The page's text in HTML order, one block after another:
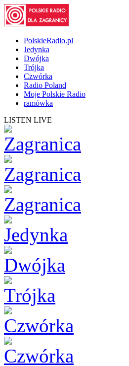
PolskieRadio.pl
Jedynka
Dwójka
Trójka
Czwórka
Radio Poland
Moje Polskie Radio
ramówka
LISTEN LIVE